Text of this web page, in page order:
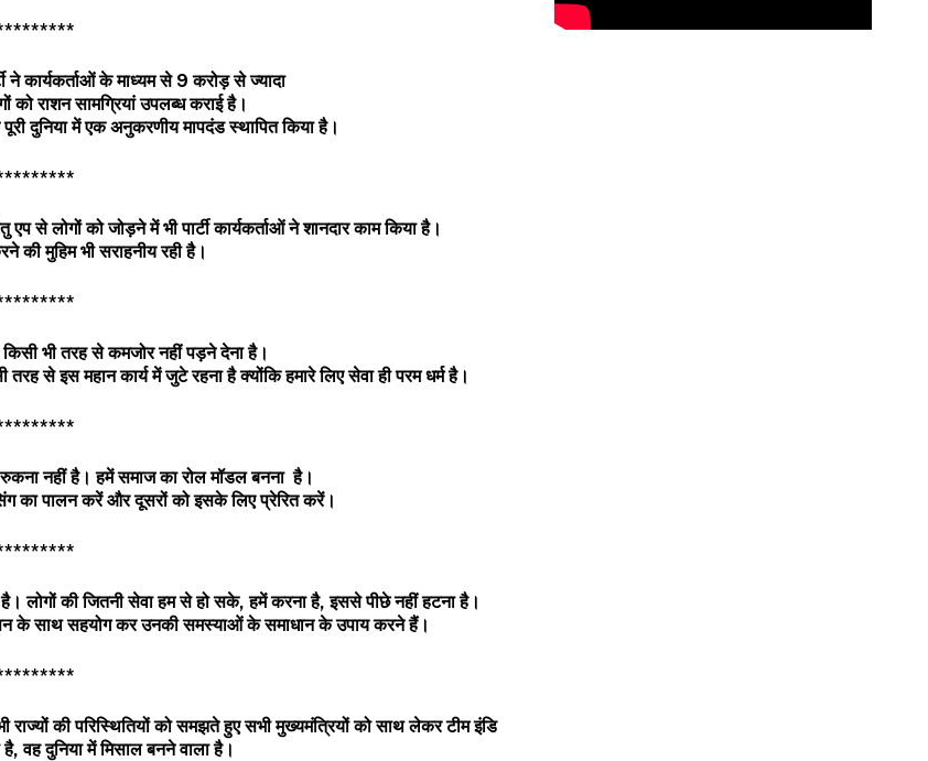
ने कार्यकर्ताओं के माध्यम से9करोड़ से ज्यादा
को राशन सामग्रियां उपलब्ध कराई है।
पूरी दुनिया में एक अनुकरणीय मापदंड स्थापित किया है।
एप से लोगों को जोड़ने में भी पार्टी कार्यकर्ताओं ने शानदार काम किया है।
की मुहिम भी सराहनीय रही है।
किसी भी तरह से कमजोर नहीं पड़ने देना है।
तरह से इस महान कार्य में जुटे रहना है क्योंकि हमारे लिए सेवा ही परम धर्म है।
रुकना नहीं है। हमें समाज का रोल मॉडल बनना है।
का पालन करें और दूसरों को इसके लिए प्रेरित करें।
है। लोगों की जितनी सेवा हम से हो सके,हमें करना है,इससे पीछे नहीं हटना है।
के साथ सहयोग कर उनकी समस्याओं के समाधान के उपाय करने हैं।
राज्यों की परिस्थितियों को समझते हुए सभी मुख्यमंत्रियों को साथ लेकर टीम इंडि
है,वह दुनिया में मिसाल बनने वाला है।